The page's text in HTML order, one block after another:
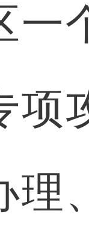
一
项
理